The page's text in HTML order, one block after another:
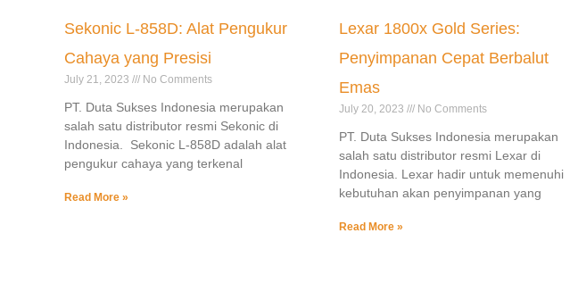
Sekonic L-858D: Alat Pengukur
Cahaya yang Presisi
July 21, 2023 No Comments
PT. Duta Sukses Indonesia merupakan
salah satu distributor resmi Sekonic di
Indonesia. Sekonic L-858D adalah alat
pengukur cahaya yang terkenal
Read More »
Lexar 1800x Gold Series:
Penyimpanan Cepat Berbalut
Emas
July 20, 2023 No Comments
PT. Duta Sukses Indonesia merupakan
salah satu distributor resmi Lexar di
Indonesia. Lexar hadir untuk memenuhi
kebutuhan akan penyimpanan yang
Read More »